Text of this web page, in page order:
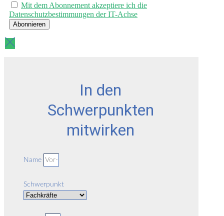
Mit dem Abonnement akzeptiere ich die
Datenschutzbestimmungen der IT-Achse
In den
Schwerpunkten
mitwirken
Name
Schwerpunkt